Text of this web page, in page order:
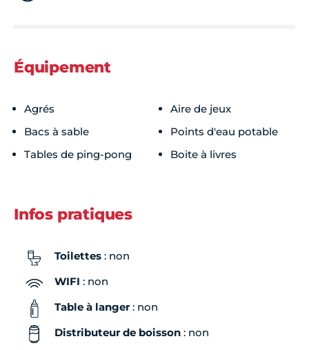
Équipement
Agrés
Aire de jeux
Bacs à sable
Points d'eau potable
Tables de ping-pong
Boite à livres
Infos pratiques
Toilettes : non
WIFI : non
Table à langer: non
Distributeur de boisson : non